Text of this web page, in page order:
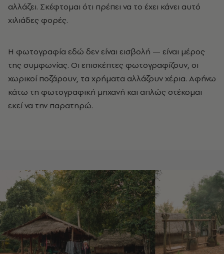
αλλάζει. Σκέφτομαι ότι πρέπει να το έχει κάνει αυτό
χιλιάδες φορές.
Η φωτογραφία εδώ δεν είναι εισβολή — είναι μέρος
της συμφωνίας. Οι επισκέπτες φωτογραφίζουν, οι
χωρικοί ποζάρουν, τα χρήματα αλλάζουν χέρια. Αφήνω
κάτω τη φωτογραφική μηχανή και απλώς στέκομαι
εκεί να την παρατηρώ.